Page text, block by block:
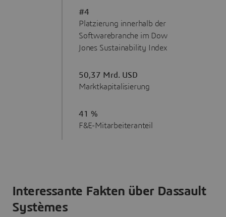
#4
Platzierung innerhalb der
Softwarebranche im Dow
Jones Sustainability Index
50,37 Mrd. USD
Marktkapitalisierung
41 %
F&E-Mitarbeiteranteil
Interessante Fakten über Dassault
Systèmes